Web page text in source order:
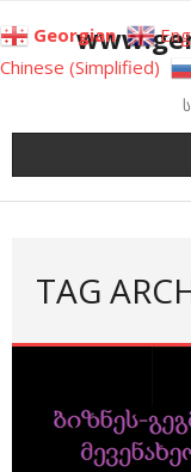
to
content
TAG
Georgian
Chinese (Simplified)